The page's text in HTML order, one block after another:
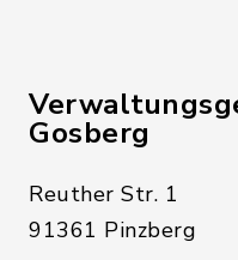
Gosberg
Reuther Str. 1
91361 Pinzberg